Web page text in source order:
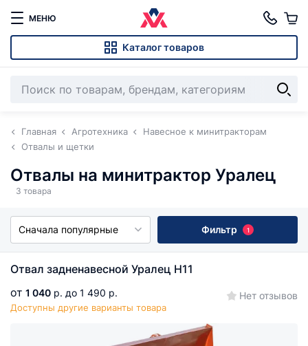
МЕНЮ
Каталог товаров
Главная Агротехника
Навесное к минитракторам
Отвалы и щетки
Отвалы на минитрактор Уралец
3 товара
Сначала популярные Фильтр 1
Отвал задненавесной Уралец Н11
от 1 040 р. до 1 490 р.
Доступны другие варианты товара
Нет отзывов